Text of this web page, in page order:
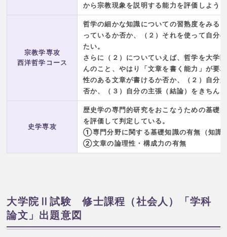
から宗教現象を説明する能力を評価しよう
宗教学専攻
西洋哲学コース
哲学の細かな知識についての習熟度をみる
っているか否か、（２）それを使って自分
たい。
さらに（２）についていえば、哲学を大学
んのこと、やはり「文章を書く能力」が要
性のある文章が書けるか否か、（２）自分
否か、（３）自分の主張（結論）をきちん
史学専攻
歴史学の専門的研究をおこなうための基礎
を評価して判定している。
①専門分野に関する基礎知識の有無（知識
②文章の論理性・構成力の有無
大学院Ⅱ試験 修士課程（社会人）「学科
論文」出題意図